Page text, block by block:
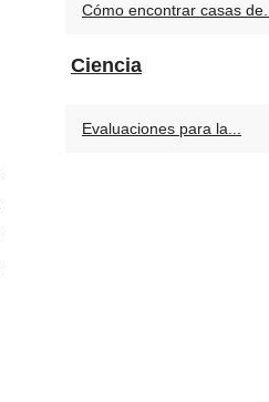
Cómo encontrar casas de...
Ciencia
Evaluaciones para la...